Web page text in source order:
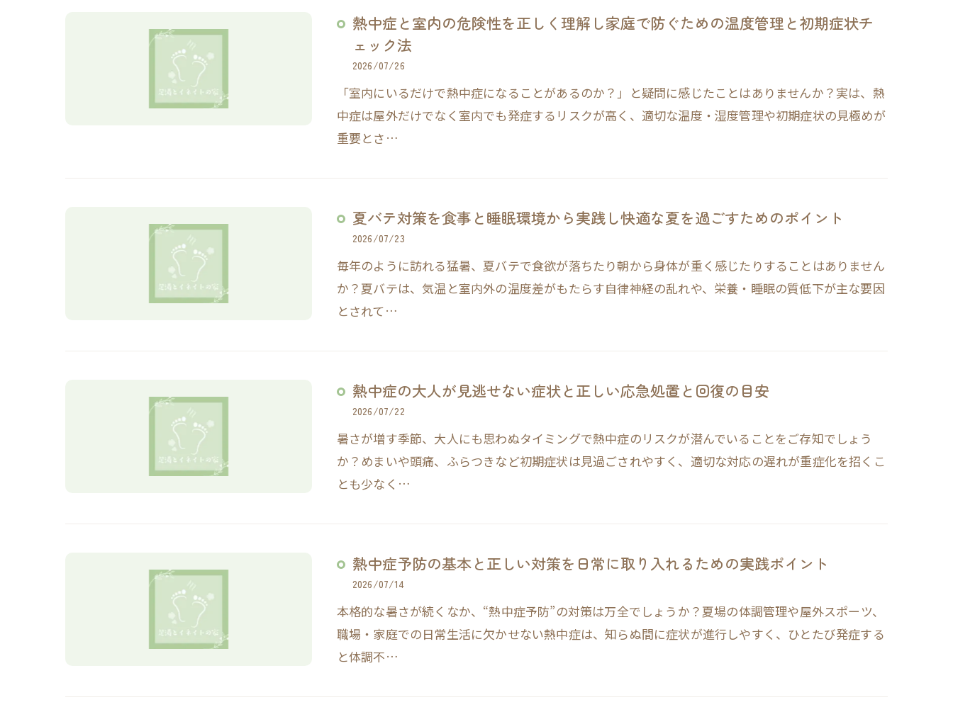
熱中症と室内の危険性を正しく理解し家庭で防ぐための温度管理と初期症状チ
ェック法
2026/07/26
「室内にいるだけで熱中症になることがあるのか？」と疑問に感じたことはありませんか？実は、熱
中症は屋外だけでなく室内でも発症するリスクが高く、適切な温度・湿度管理や初期症状の見極めが
重要とさ…
夏バテ対策を食事と睡眠環境から実践し快適な夏を過ごすためのポイント
2026/07/23
毎年のように訪れる猛暑、夏バテで食欲が落ちたり朝から身体が重く感じたりすることはありません
か？夏バテは、気温と室内外の温度差がもたらす自律神経の乱れや、栄養・睡眠の質低下が主な要因
とされて…
熱中症の大人が見逃せない症状と正しい応急処置と回復の目安
2026/07/22
暑さが増す季節、大人にも思わぬタイミングで熱中症のリスクが潜んでいることをご存知でしょう
か？めまいや頭痛、ふらつきなど初期症状は見過ごされやすく、適切な対応の遅れが重症化を招くこ
とも少なく…
熱中症予防の基本と正しい対策を日常に取り入れるための実践ポイント
2026/07/14
本格的な暑さが続くなか、“熱中症予防”の対策は万全でしょうか？夏場の体調管理や屋外スポーツ、
職場・家庭での日常生活に欠かせない熱中症は、知らぬ間に症状が進行しやすく、ひとたび発症する
と体調不…